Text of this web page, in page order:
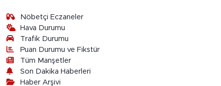
Nöbetçi Eczaneler
Hava Durumu
Trafik Durumu
Puan Durumu ve Fikstür
Tüm Manşetler
Son Dakika Haberleri
Haber Arşivi